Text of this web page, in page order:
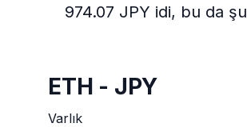
974.07 JPY idi, bu da
ETH - JPY
Varlık